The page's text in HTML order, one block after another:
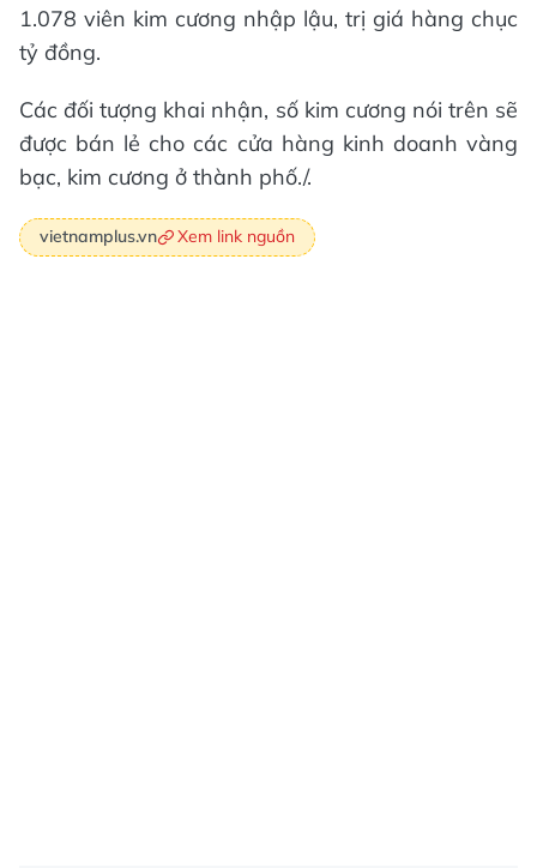
1.078 viên kim cương nhập lậu, trị giá hàng chục
tỷ đồng.
Các đối tượng khai nhận, số kim cương nói trên sẽ
được bán lẻ cho các cửa hàng kinh doanh vàng
bạc, kim cương ở thành phố./.
vietnamplus.vn Xem link nguồn